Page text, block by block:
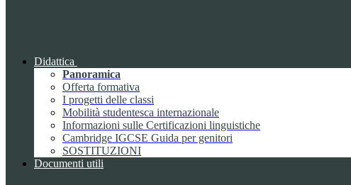
Didattica
Panoramica
Offerta formativa
I progetti delle classi
Mobilità studentesca internazionale
Informazioni sulle Certificazioni linguistiche
Cambridge IGCSE Guida per genitori
SOSTITUZIONI
Documenti utili